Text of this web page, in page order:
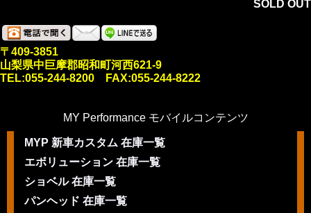
SOLD OUT
〒409-3851
山梨県中巨摩郡昭和町河西621-9
TEL:055-244-8200 FAX:055-244-8222
MY Performance モバイルコンテンツ
MYP 新車カスタム 在庫一覧
エボリューション 在庫一覧
ショベル 在庫一覧
パンヘッド 在庫一覧